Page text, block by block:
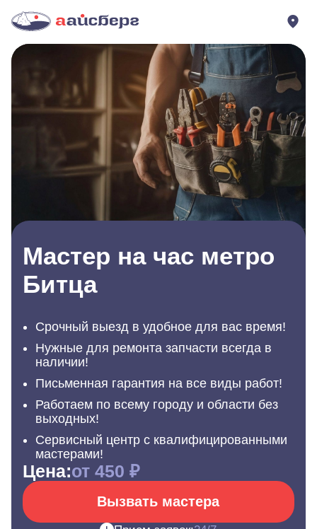
Мастер на час метро
Битца
Срочный выезд в удобное для вас время!
Нужные для ремонта запчасти всегда в
наличии!
Письменная гарантия на все виды работ!
Работаем по всему городу и области без
выходных!
Сервисный центр с квалифицированными
мастерами!
Цена:от 450 ₽
Вызвать мастера